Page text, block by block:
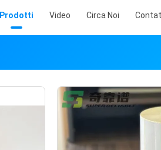
Prodotti Video Circa Noi